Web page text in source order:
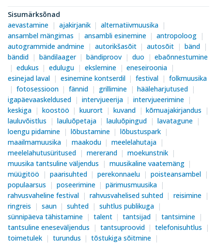
Sisumärksõnad
aevastamine
ajakirjanik
alternatiivmuusika
ansambel mängimas
ansambli esinemine
antropoloog
autogrammide andmine
autorikšasõit autosõit
bänd
bändid
bändilaager bändiproov duo
ebaõnnestumine
edukus
edulugu ekslemine
eneseiroonia
esinejad laval
esinemine kontserdil festival
folkmuusika
fotosessioon
fännid grillimine
hääleharjutused
igapäevaaskeldused
intervjueerija
intervjueerimine
keskiga
koostöö kuurort kuvand
kõmuajakirjandus
lauluvõistlus
lauluõpetaja lauluõpingud
lavatagune
loengu pidamine
lõbustamine
lõbustuspark
maailmamuusika
maakodu
meelelahutaja
meelelahutusüritused
mererand
moekunstnik
muusika tantsuline väljendus
muusikaline vaatemäng
müügitöö
paarisuhted perekonnaelu
poisteansambel
populaarsus
poseerimine
pärimusmuusika
rahvusvaheline festival
rahvusvahelised suhted
reisimine
ringreis
saun suhted
suhtlus publikuga
sünnipäeva tähistamine
talent tantsijad
tantsimine
tantsuline eneseväljendus
tantsuproovid
telefonisuhtlus
toimetulek
turundus
tõstukiga sõitmine